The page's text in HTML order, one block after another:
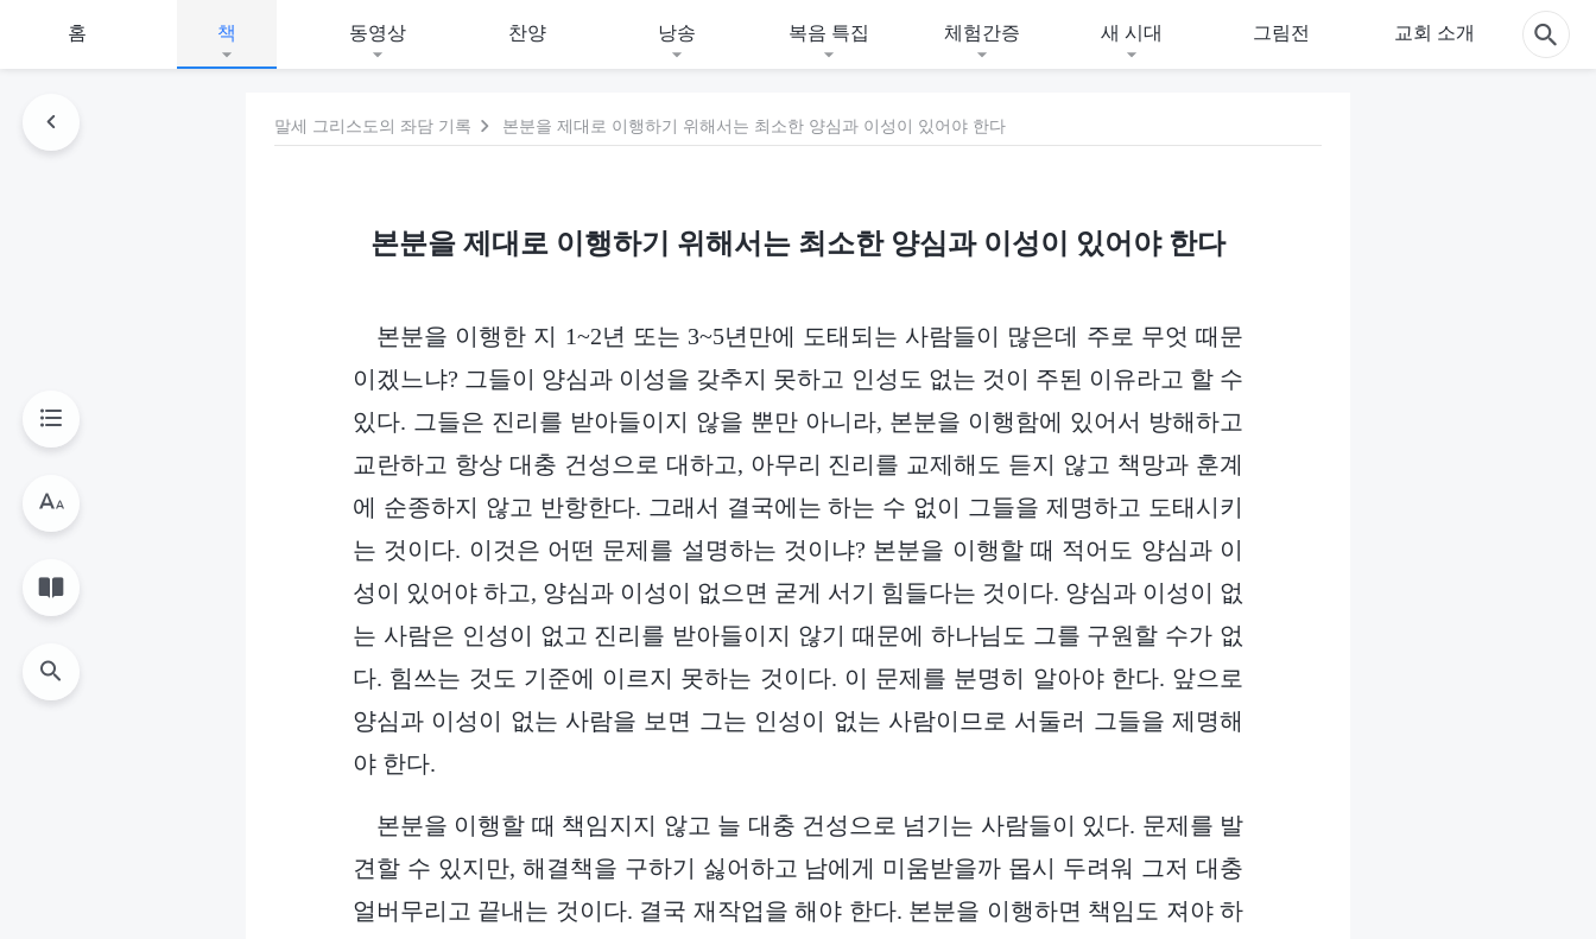
홈 책 동영상 찬양 낭송 복음 특집 체험간증 새 시대 그림전 교회 소개
말세 그리스도의 좌담 기록 본분을 제대로 이행하기 위해서는 최소한 양심과 이성이 있어야 한다
본분을 제대로 이행하기 위해서는 최소한 양심과 이성이 있어야 한다
본분을 이행한 지 1~2년 또는 3~5년만에 도태되는 사람들이 많은데 주로 무엇 때문
이겠느냐? 그들이 양심과 이성을 갖추지 못하고 인성도 없는 것이 주된 이유라고 할 수
있다. 그들은 진리를 받아들이지 않을 뿐만 아니라, 본분을 이행함에 있어서 방해하고
교란하고 항상 대충 건성으로 대하고, 아무리 진리를 교제해도 듣지 않고 책망과 훈계
에 순종하지 않고 반항한다. 그래서 결국에는 하는 수 없이 그들을 제명하고 도태시키
는 것이다. 이것은 어떤 문제를 설명하는 것이냐? 본분을 이행할 때 적어도 양심과 이
성이 있어야 하고, 양심과 이성이 없으면 굳게 서기 힘들다는 것이다. 양심과 이성이 없
는 사람은 인성이 없고 진리를 받아들이지 않기 때문에 하나님도 그를 구원할 수가 없
다. 힘쓰는 것도 기준에 이르지 못하는 것이다. 이 문제를 분명히 알아야 한다. 앞으로
양심과 이성이 없는 사람을 보면 그는 인성이 없는 사람이므로 서둘러 그들을 제명해
야 한다.
본분을 이행할 때 책임지지 않고 늘 대충 건성으로 넘기는 사람들이 있다. 문제를 발
견할 수 있지만, 해결책을 구하기 싫어하고 남에게 미움받을까 몹시 두려워 그저 대충
얼버무리고 끝내는 것이다. 결국 재작업을 해야 한다. 본분을 이행하면 책임도 져야 하